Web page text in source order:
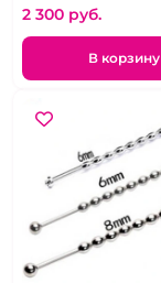
2 300 pуб.
В корзину